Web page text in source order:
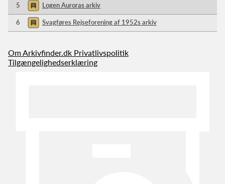
5 Logen Auroras arkiv
6 Svagføres Rejseforening af 1952s arkiv
Om Arkivfinder.dk Privatlivspolitik
Tilgængelighedserklæring